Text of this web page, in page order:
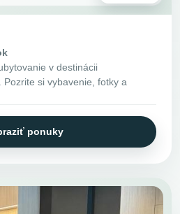
v destinácii
si vybavenie, fotky a
ponuky